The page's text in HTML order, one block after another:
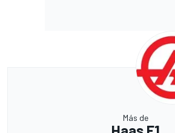
Más de